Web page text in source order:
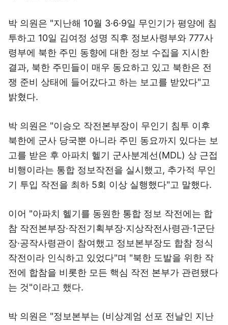
박 의원은 "지난해 10월 3·6·9일 무인기가 평양에 침
투하고 10일 김여정 성명 직후 정보사령부와 777사
령부에 북한 주민 동향에 대한 정보 수집을 지시한
결과, 북한 주민들이 매우 동요하고 있고 북한은 전
쟁 준비 상태에 들어갔다고 하는 보고를 받았다"고
밝혔다.
박 의원은 "이승오 작전본부장이 무인기 침투 이후
북한에 군사 당국뿐 아니라 주민 동요까지 있다는 보
고를 받은 후 아파치 헬기 군사분계선(MDL) 상 근접
비행이라는 통합 정보작전을 실시했고, 추가적 무인
기 투입 작전을 최하 5회 이상 실행했다"고 말했다.
이어 "아파치 헬기를 동원한 통합 정보 작전에는 합
참 작전본부장·작전기획부장·지상작전사령관·1군단
장·공작사령관이 참여했고 정보본부장도 합참 정식
작전이라 인식하고 있었다"며 "북한 도발을 위한 작
전에 합참을 비롯한 모든 핵심 작전 본부가 관련됐다
는 것"이라고 했다.
박 의원은 "정보본부는 (비상계엄 선포 전날인 지난